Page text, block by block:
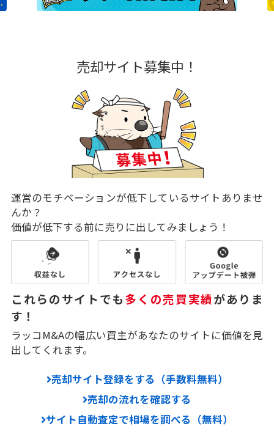
売却サイト募集中！
運営のモチベーションが低下しているサイトありませ
んか？
価値が低下する前に売りに出してみましょう！
これらのサイトでも多くの売買実績がありま
す！
ラッコM&Aの幅広い買主があなたのサイトに価値を見
出してくれます。
売却サイト登録をする（手数料無料）
売却の流れを確認する
サイト自動査定で相場を調べる（無料）